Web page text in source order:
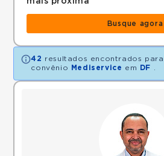
Busque agora
42 resultados encontrados para
convênio
Mediservice em DF